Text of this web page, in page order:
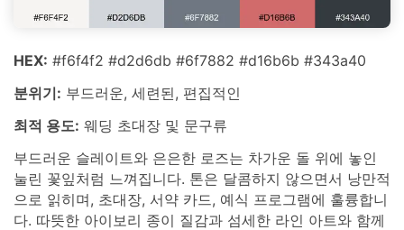
HEX: #f6f4f2 #d2d6db #6f7882 #d16b6b #343a40
분위기: 부드러운, 세련된, 편집적인
최적 용도: 웨딩 초대장 및 문구류
부드러운 슬레이트와 은은한 로즈는 차가운 돌 위에 놓인
눌린 꽃잎처럼 느껴집니다. 톤은 달콤하지 않으면서 낭만적
으로 읽히며, 초대장, 서약 카드, 예식 프로그램에 훌륭합니
다. 따뜻한 아이보리 종이 질감과 섬세한 라인 아트와 함께